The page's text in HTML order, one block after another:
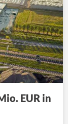
EUR in